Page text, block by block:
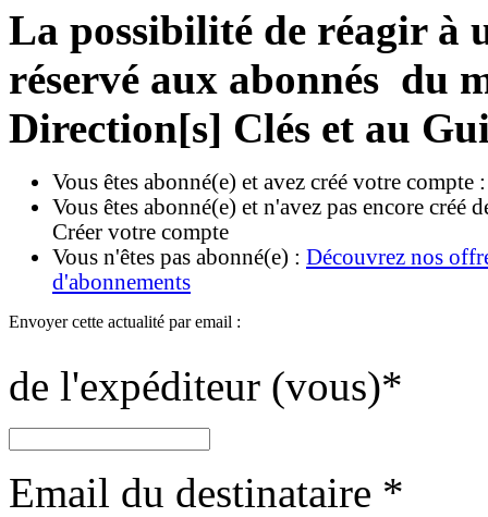
La possibilité de réagir à
réservé aux abonnés du
Direction[s] Clés et au
Vous êtes abonné(e) et avez créé votre compte
Vous êtes abonné(e) et n'avez pas encore créé
Créer votre compte
Vous n'êtes pas abonné(e) : Découvrez nos
d'abonnements
Envoyer cette actualité par email :
de l'expéditeur (vous)*
Email du destinataire *